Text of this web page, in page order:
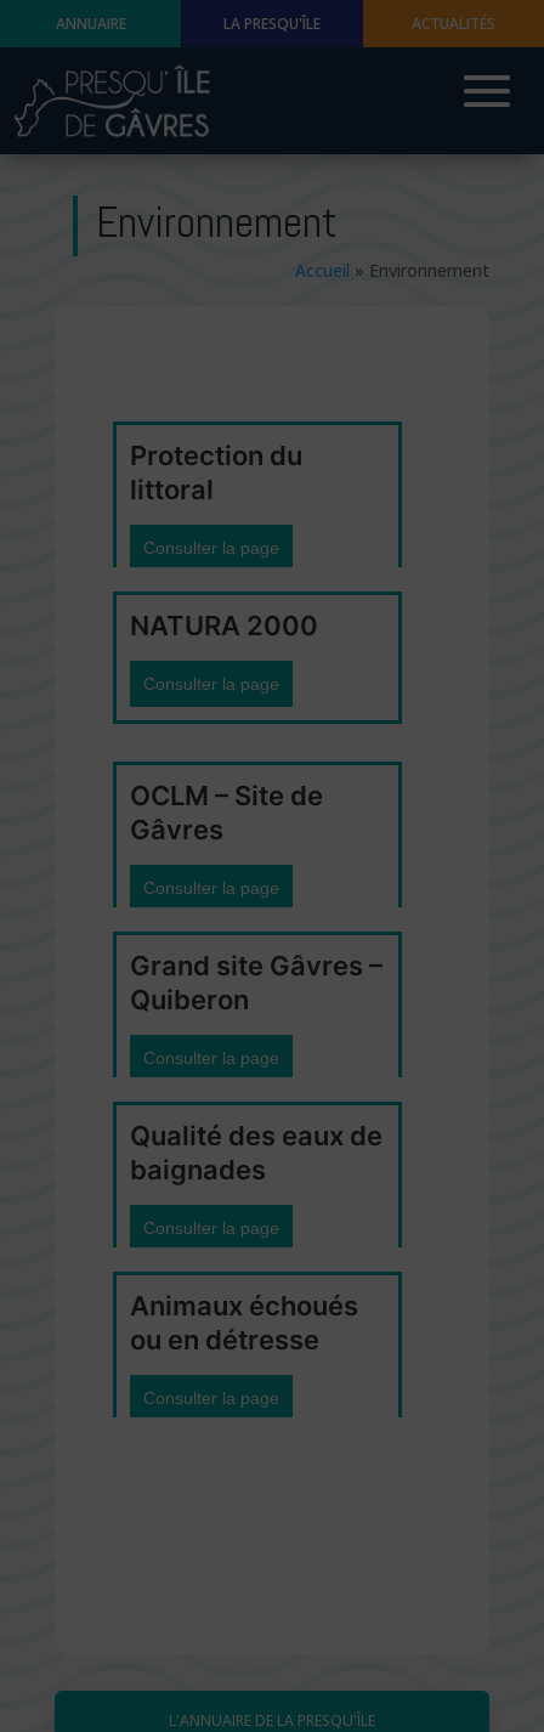
ANNUAIRE LA PRESQU'ÎLE ACTUALITÉS
Environnement
Accueil » Environnement
L'ANNUAIRE DE LA PRESQU'ÎLE